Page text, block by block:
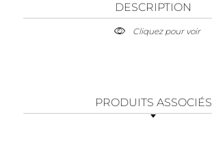
DESCRIPTION
Cliquez pour voir
PRODUITS ASSOCIÉS